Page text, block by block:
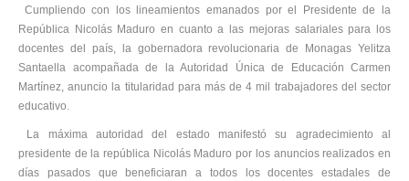
Cumpliendo con los lineamientos emanados por el Presidente de la
República Nicolás Maduro en cuanto a las mejoras salariales para los
docentes del país, la gobernadora revolucionaria de Monagas Yelitza
Santaella acompañada de la Autoridad Única de Educación Carmen
Martínez, anuncio la titularidad para más de 4 mil trabajadores del sector
educativo.
La máxima autoridad del estado manifestó su agradecimiento al
presidente de la república Nicolás Maduro por los anuncios realizados en
días pasados que beneficiaran a todos los docentes estadales de